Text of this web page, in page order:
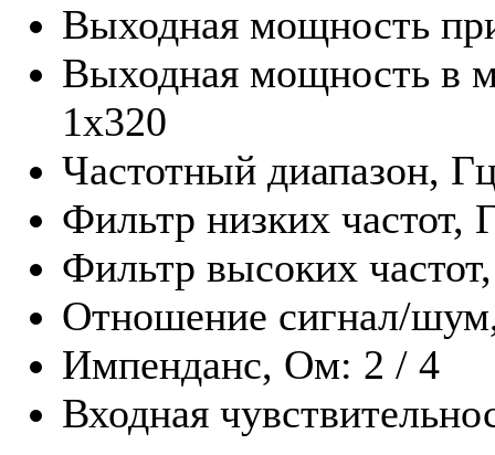
Выходная мощность
Выходная мощность в
1х320
Частотный диапазон,
Фильтр низких частот,
Фильтр высоких
Отношение сигнал/
Импенданс, Ом: 2 / 4
Входная